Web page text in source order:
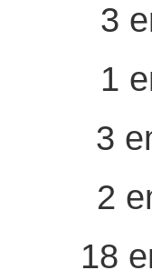
3
1
3
2
18